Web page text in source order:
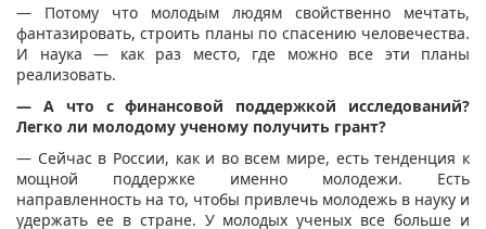
— Потому что молодым людям свойственно мечтать,
фантазировать, строить планы по спасению человечества.
И наука — как раз место, где можно все эти планы
реализовать.
— А что с финансовой поддержкой исследований?
Легко ли молодому ученому получить грант?
— Сейчас в России, как и во всем мире, есть тенденция к
мощной поддержке именно молодежи. Есть
направленность на то, чтобы привлечь молодежь в науку и
удержать ее в стране. У молодых ученых все больше и